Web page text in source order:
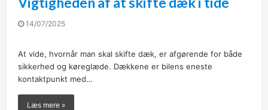
14/07/2025
At vide, hvornår man skal skifte dæk, er afgørende for både
sikkerhed og køreglæde. Dækkene er bilens eneste
kontaktpunkt med…
Læs mere »